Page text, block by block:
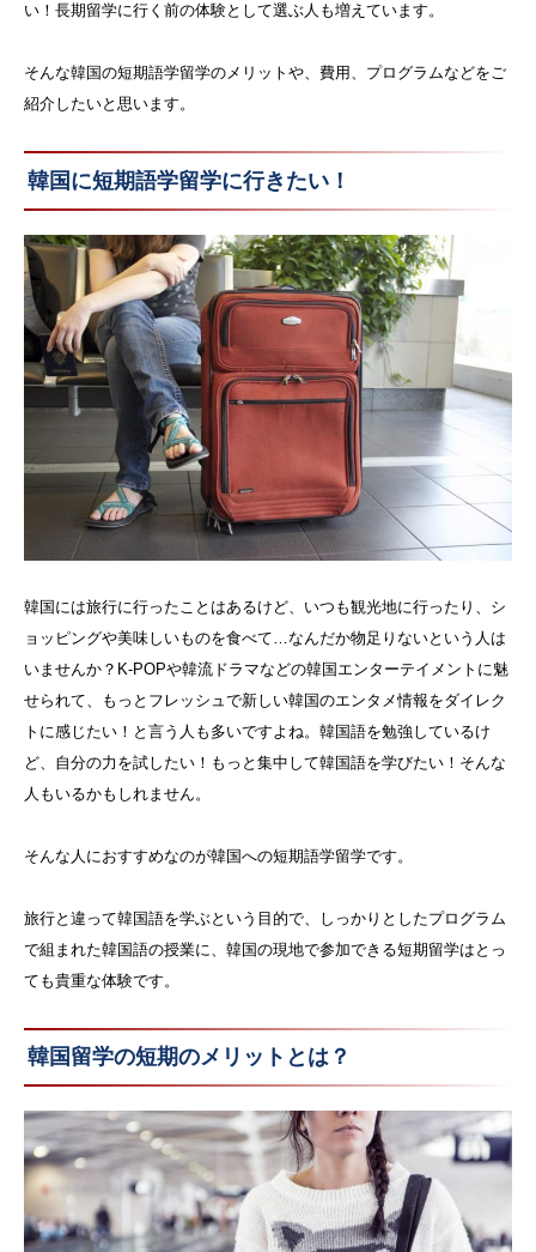
い！長期留学に行く前の体験として選ぶ人も増えています。
そんな韓国の短期語学留学のメリットや、費用、プログラムなどをご
紹介したいと思います。
韓国に短期語学留学に行きたい！
韓国には旅行に行ったことはあるけど、いつも観光地に行ったり、シ
ョッピングや美味しいものを食べて…なんだか物足りないという人は
いませんか？K-POPや韓流ドラマなどの韓国エンターテイメントに魅
せられて、もっとフレッシュで新しい韓国のエンタメ情報をダイレク
トに感じたい！と言う人も多いですよね。韓国語を勉強しているけ
ど、自分の力を試したい！もっと集中して韓国語を学びたい！そんな
人もいるかもしれません。
そんな人におすすめなのが韓国への短期語学留学です。
旅行と違って韓国語を学ぶという目的で、しっかりとしたプログラム
で組まれた韓国語の授業に、韓国の現地で参加できる短期留学はとっ
ても貴重な体験です。
韓国留学の短期のメリットとは？